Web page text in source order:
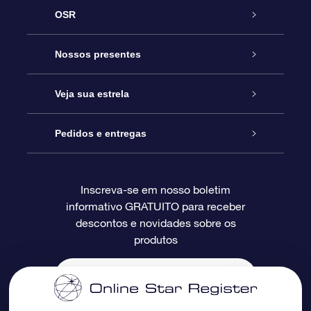
OSR
Serviço
Entre em contato conosco
Blog
Avaliações
Nossos presentes
Presente estrelar on-line
Pacote de presente da OSR
O cartão de presente da OSR
Presentes corporativos
Veja sua estrela
Star Register
Página estelar personalizada
Um Milhão de Estrelas
OSR Starsaver
Pedidos e entregas
Informações de pagamento
Política de devolução
Inscreva-se em nosso boletim
informativo GRATUITO para receber
descontos e novidades sobre os
produtos